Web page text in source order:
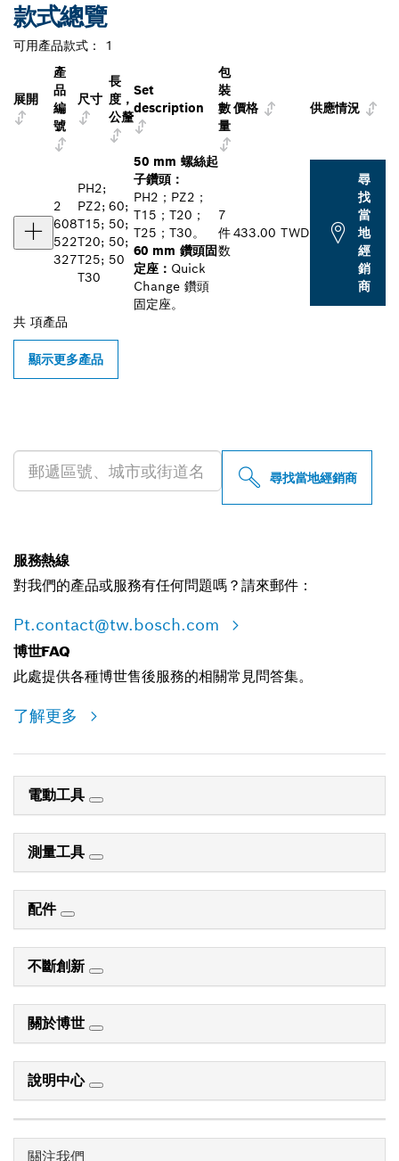
款式總覽
可用產品款式： 1
展開
產
品
編
號
尺寸
長
度，
公釐
Set
description
包
裝
數
量
價格 供應情況
2
608
522
327
PH2;
PZ2;
T15;
T20;
T25;
T30
60;
50;
50;
50
50 mm 螺絲起
子鑽頭：
PH2；PZ2；
T15；T20；
T25；T30。
60 mm 鑽頭固
定座： Quick
Change 鑽頭
固定座。
7
件
数
433.00 TWD
尋
找
當
地
經
銷
商
共 項產品
顯示更多產品
尋找當地經銷商
服務熱線
對我們的產品或服務有任何問題嗎？請來郵件：
Pt.contact@tw.bosch.com
博世FAQ
此處提供各種博世售後服務的相關常見問答集。
了解更多
電動工具
測量工具
配件
不斷創新
關於博世
說明中心
關注我們